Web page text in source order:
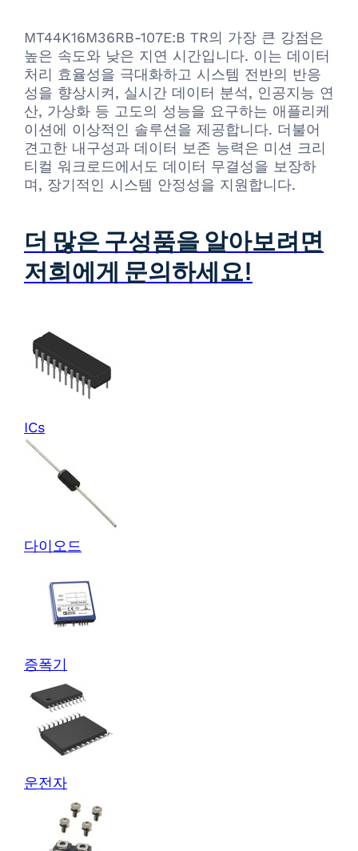
MT44K16M36RB-107E:B TR의 가장 큰 강점은
높은 속도와 낮은 지연 시간입니다. 이는 데이터
처리 효율성을 극대화하고 시스템 전반의 반응
성을 향상시켜, 실시간 데이터 분석, 인공지능 연
산, 가상화 등 고도의 성능을 요구하는 애플리케
이션에 이상적인 솔루션을 제공합니다. 더불어
견고한 내구성과 데이터 보존 능력은 미션 크리
티컬 워크로드에서도 데이터 무결성을 보장하
며, 장기적인 시스템 안정성을 지원합니다.
더 많은 구성품을 알아보려면
저희에게 문의하세요!
ICs
다이오드
증폭기
운전자